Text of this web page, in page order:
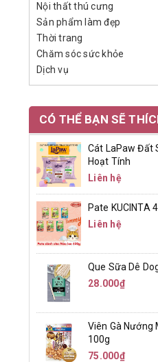
Nội thất thú cưng
Sản phẩm làm đẹp
Thời trang
Chăm sóc sức khỏe
Dịch vụ
CÓ THỂ BẠN SẼ
Cát LaPaw Đất
Hoạt Tính
Liên hệ
Pate KUCINTA
Liên hệ
Que Sữa Dê
28.000₫
Viên Gà Nướng
100g
75.000₫